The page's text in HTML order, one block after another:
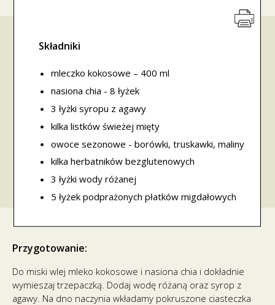
Składniki
mleczko kokosowe – 400 ml
nasiona chia - 8 łyżek
3 łyżki syropu z agawy
kilka listków świeżej mięty
owoce sezonowe - borówki, truskawki, maliny
kilka herbatników bezglutenowych
3 łyżki wody różanej
5 łyżek podprażonych płatków migdałowych
Przygotowanie:
Do miski wlej mleko kokosowe i nasiona chia i dokładnie
wymieszaj trzepaczką. Dodaj wodę różaną oraz syrop z
agawy. Na dno naczynia wkładamy pokruszone ciasteczka